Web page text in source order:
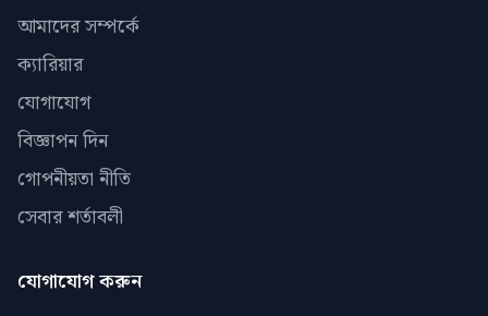
আমাদের সম্পর্কে
ক্যারিয়ার
যোগাযোগ
বিজ্ঞাপন দিন
গোপনীয়তা নীতি
সেবার শর্তাবলী
যোগাযোগ করুন